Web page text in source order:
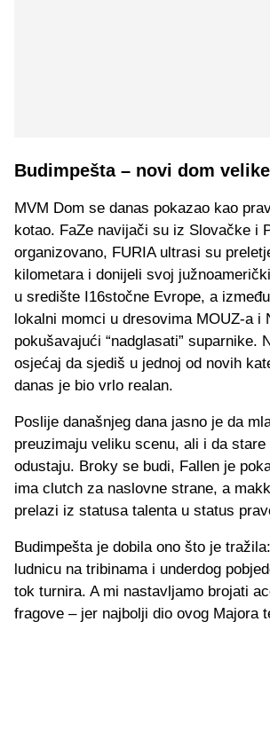
Budimpešta – novi dom
MVM Dom se danas pokazao kao
kotao. FaZe navijači su iz Slovačke i
organizovano, FURIA ultrasi su
kilometara i donijeli svoj
u središte I16stočne Evrope, a
lokalni momci u dresovima MOUZ-a i
pokušavajući “nadglasati” suparnike.
osjećaj da sjediš u jednoj od novih
danas je bio vrlo realan.
Poslije današnjeg dana jasno je da
preuzimaju veliku scenu, ali i da
odustaju. Broky se budi, Fallen je
ima clutch za naslovne strane, a
prelazi iz statusa talenta u status
Budimpešta je dobila ono što je
ludnicu na tribinama i underdog
tok turnira. A mi nastavljamo brojati
fragove – jer najbolji dio ovog Majora